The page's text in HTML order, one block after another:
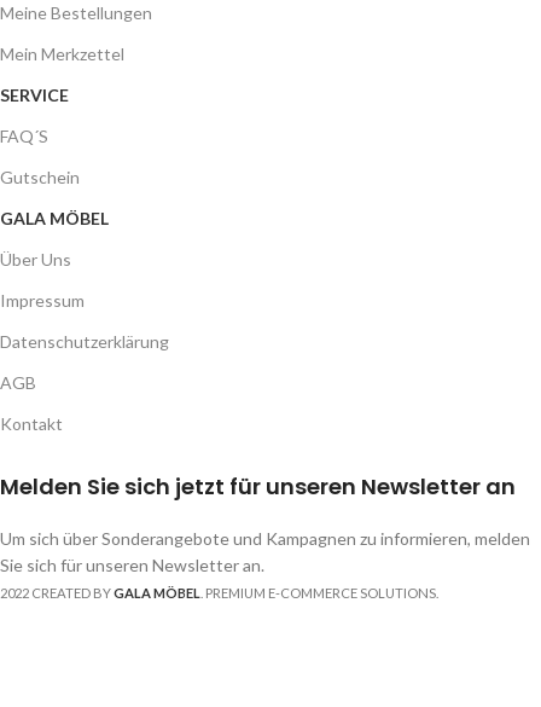
Meine Bestellungen
Mein Merkzettel
SERVICE
FAQ´S
Gutschein
GALA MÖBEL
Über Uns
Impressum
Datenschutzerklärung
AGB
Kontakt
Melden Sie sich jetzt für unseren Newsletter an
Um sich über Sonderangebote und Kampagnen zu informieren, melden
Sie sich für unseren Newsletter an.
2022 CREATED BYGALA MÖBEL . PREMIUM E-COMMERCE SOLUTIONS.